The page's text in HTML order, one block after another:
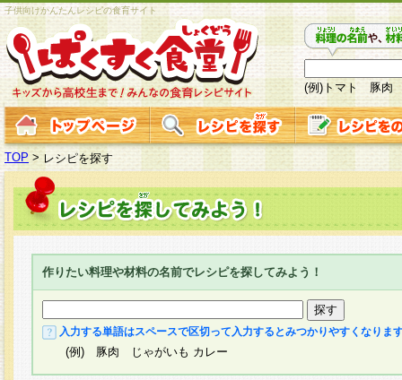
子供向けかんたんレシピの食育サイト
(例)トマト 豚肉
TOP > レシピを探す
作りたい料理や材料の名前でレシピを探してみよう！
入力する単語はスペースで区切って入力するとみつかりやすくなりま
(例) 豚肉 じゃがいも カレー